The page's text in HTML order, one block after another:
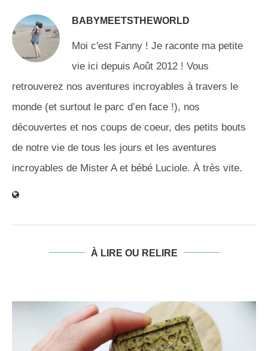
BABYMEETSTHEWORLD
Moi c'est Fanny ! Je raconte ma petite
vie ici depuis Août 2012 ! Vous
retrouverez nos aventures incroyables à travers le
monde (et surtout le parc d’en face !), nos
découvertes et nos coups de coeur, des petits bouts
de notre vie de tous les jours et les aventures
incroyables de Mister A et bébé Luciole. À très vite.
À LIRE OU RELIRE